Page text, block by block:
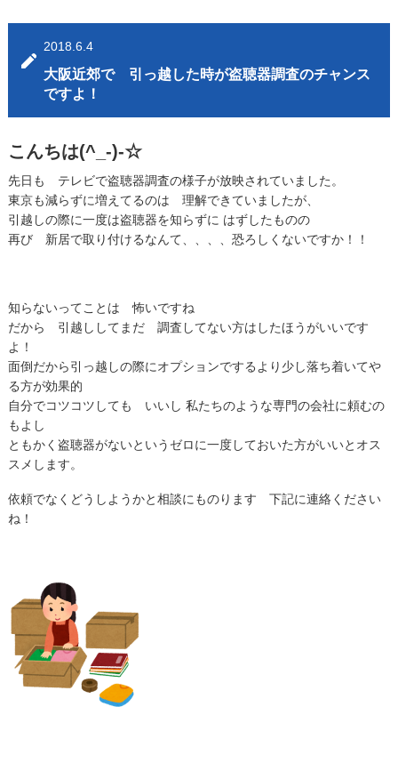
2018.6.4
大阪近郊で 引っ越した時が盗聴器調査のチャンス
ですよ！
こんちは(^_-)-☆
先日も テレビで盗聴器調査の様子が放映されていました。
東京も減らずに増えてるのは 理解できていましたが、
引越しの際に一度は盗聴器を知らずに はずしたものの
再び 新居で取り付けるなんて、、、、恐ろしくないですか！！
知らないってことは 怖いですね
だから 引越ししてまだ 調査してない方はしたほうがいいです
よ！
面倒だから引っ越しの際にオプションでするより少し落ち着いてや
る方が効果的
自分でコツコツしても いいし 私たちのような専門の会社に頼むの
もよし
ともかく盗聴器がないというゼロに一度しておいた方がいいとオス
スメします。
依頼でなくどうしようかと相談にものります 下記に連絡ください
ね！